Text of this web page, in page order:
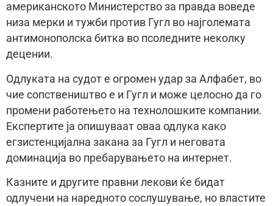
американското Министерство за правда воведе
низа мерки и тужби против Гугл во најголемата
антимонополска битка во псоледните неколку
децении.
Одлуката на судот е огромен удар за Алфабет, во
чие сопствеништво е и Гугл и може целосно да го
промени работењето на технолошките компании.
Експертите ја опишуваат оваа одлука како
егзистенцијална закана за Гугл и неговата
доминација во пребарувањето на интернет.
Казните и другите правни лекови ќе бидат
одлучени на наредното сослушување, но властите